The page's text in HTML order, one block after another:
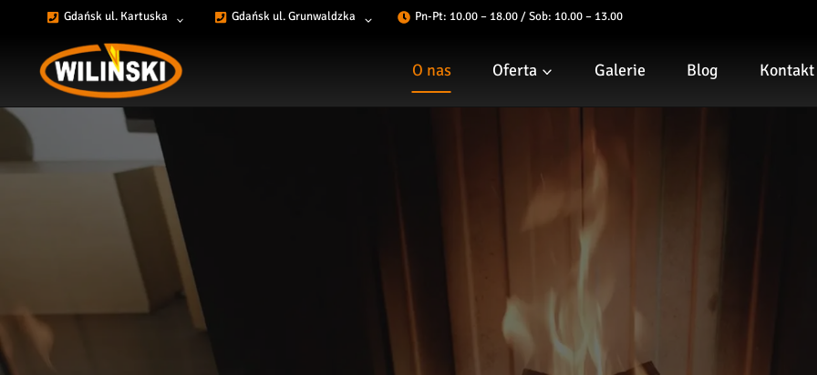
Przejdź
Gdańsk ul. Kartuska Gdańsk ul. Grunwaldzka Pn-Pt: 10.00 – 18.00 / Sob: 10.00 – 13.00
O nas Oferta Galerie Blog Kontakt